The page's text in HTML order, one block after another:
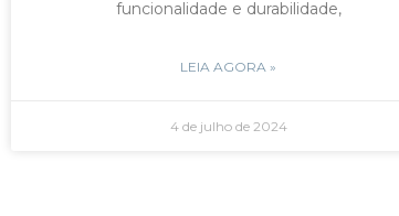
funcionalidade e durabilidade,
LEIA AGORA »
4 de julho de 2024